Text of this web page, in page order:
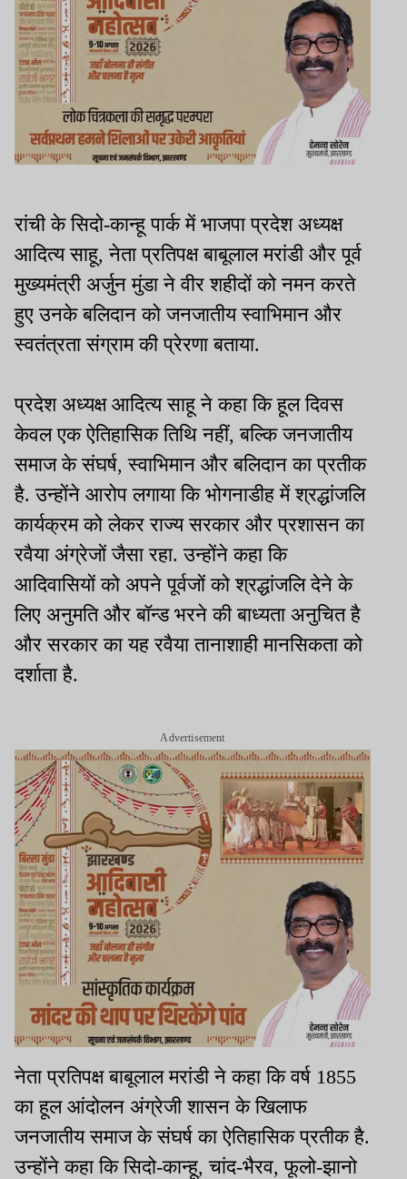
रांची के सिदो-कान्हू पार्क में भाजपा प्रदेश अध्यक्ष
आदित्य साहू, नेता प्रतिपक्ष बाबूलाल मरांडी और पूर्व
मुख्यमंत्री अर्जुन मुंडा ने वीर शहीदों को नमन करते
हुए उनके बलिदान को जनजातीय स्वाभिमान और
स्वतंत्रता संग्राम की प्रेरणा बताया.
प्रदेश अध्यक्ष आदित्य साहू ने कहा कि हूल दिवस
केवल एक ऐतिहासिक तिथि नहीं, बल्कि जनजातीय
समाज के संघर्ष, स्वाभिमान और बलिदान का प्रतीक
है. उन्होंने आरोप लगाया कि भोगनाडीह में श्रद्धांजलि
कार्यक्रम को लेकर राज्य सरकार और प्रशासन का
रवैया अंग्रेजों जैसा रहा. उन्होंने कहा कि
आदिवासियों को अपने पूर्वजों को श्रद्धांजलि देने के
लिए अनुमति और बॉन्ड भरने की बाध्यता अनुचित है
और सरकार का यह रवैया तानाशाही मानसिकता को
दर्शाता है.
Advertisement
नेता प्रतिपक्ष बाबूलाल मरांडी ने कहा कि वर्ष 1855
का हूल आंदोलन अंग्रेजी शासन के खिलाफ
जनजातीय समाज के संघर्ष का ऐतिहासिक प्रतीक है.
उन्होंने कहा कि सिदो-कान्हू, चांद-भैरव, फूलो-झानो